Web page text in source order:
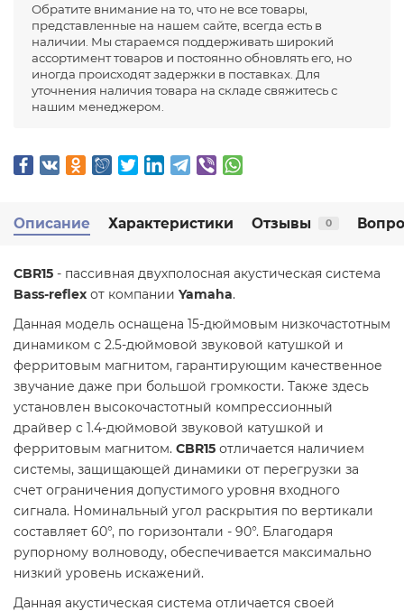
Обратите внимание на то, что не все товары,
представленные на нашем сайте, всегда есть в
наличии. Мы стараемся поддерживать широкий
ассортимент товаров и постоянно обновлять его, но
иногда происходят задержки в поставках. Для
уточнения наличия товара на складе свяжитесь с
нашим менеджером.
Описание Характеристики Отзывы 0
CBR15 - пассивная двухполосная акустическая система
Bass-reflex от компании Yamaha.
Данная модель оснащена 15-дюймовым низкочастотным
динамиком с 2.5-дюймовой звуковой катушкой и
ферритовым магнитом, гарантирующим качественное
звучание даже при большой громкости. Также здесь
установлен высокочастотный компрессионный
драйвер с 1.4-дюймовой звуковой катушкой и
ферритовым магнитом. CBR15 отличается наличием
системы, защищающей динамики от перегрузки за
счет ограничения допустимого уровня входного
сигнала. Номинальный угол раскрытия по вертикали
составляет 60°, по горизонтали - 90°. Благодаря
рупорному волноводу, обеспечивается максимально
низкий уровень искажений.
Данная акустическая система отличается своей